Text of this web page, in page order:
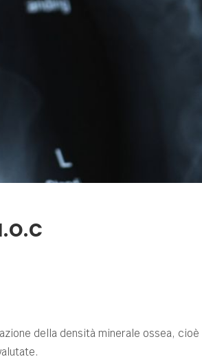
della densità minerale ossea, cioè